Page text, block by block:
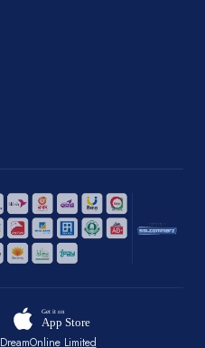
DreamOnline Limited